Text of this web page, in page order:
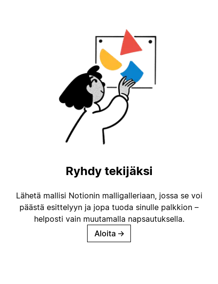
Ryhdy tekijäksi
Lähetä mallisi Notionin malligalleriaan, jossa se voi
päästä esittelyyn ja jopa tuoda sinulle palkkion –
helposti vain muutamalla napsautuksella.
Aloita →